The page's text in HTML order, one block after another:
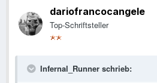
dariofrancocangele
Top-Schriftsteller
Infernal_Runner schrieb: